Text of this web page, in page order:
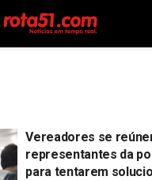
Vereadores se
representantes da
para tentarem